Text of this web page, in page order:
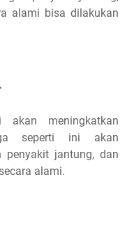
alami bisa dilakukan
akan meningkatkan
seperti ini akan
penyakit jantung, dan
alami.